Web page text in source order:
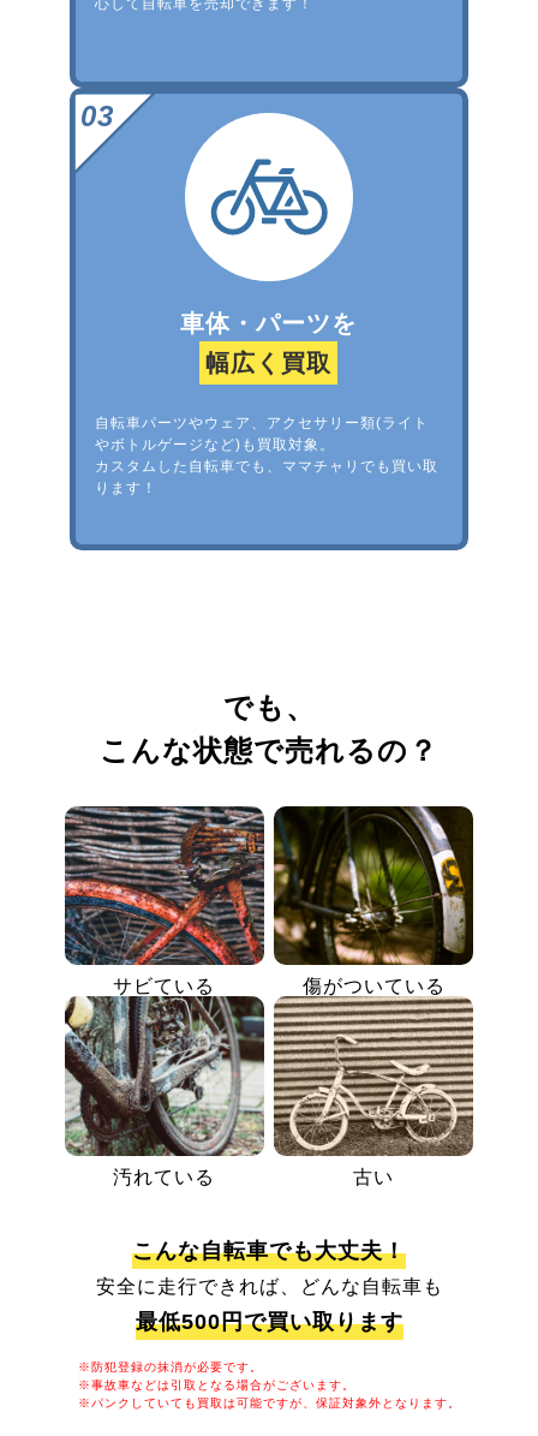
心して自転車を売却できます！
車体・パーツを
幅広く買取
自転車パーツやウェア、アクセサリー類(ライト
やボトルゲージなど)も買取対象。
カスタムした自転車でも、ママチャリでも買い取
ります！
でも、
こんな状態で売れるの？
サビている 傷がついている
汚れている 古い
こんな自転車でも大丈夫！
安全に走行できれば、どんな自転車も
最低500円で買い取ります
※防犯登録の抹消が必要です。
※事故車などは引取となる場合がございます。
※パンクしていても買取は可能ですが、保証対象外となります。